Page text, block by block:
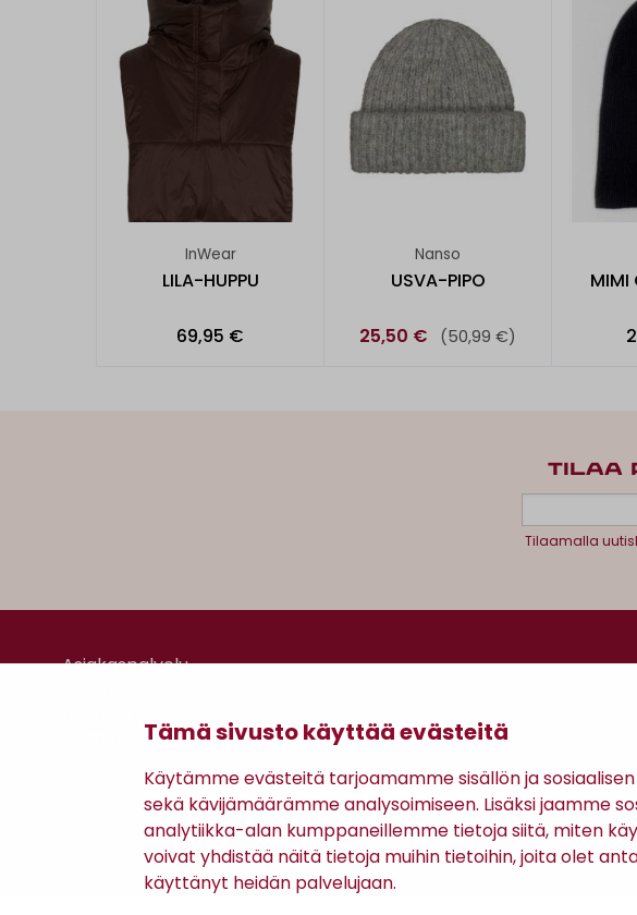
Tämä sivusto käyttää evästeitä
Käytämme evästeitä tarjoamamme sisällön ja
sekä kävijämäärämme analysoimiseen. Lisäksi jaamme
analytiikka-alan kumppaneillemme tietoja siitä, miten
voivat yhdistää näitä tietoja muihin tietoihin, joita olet
käyttänyt heidän palvelujaan.
InWear
LILA-HUPPU
69,95 €
Nanso
USVA-PIPO
25,50 € (50,99 €)
MIMI
TILAA
Tilaamalla
Asiakaspalvelu
Gomee Ratsula Café